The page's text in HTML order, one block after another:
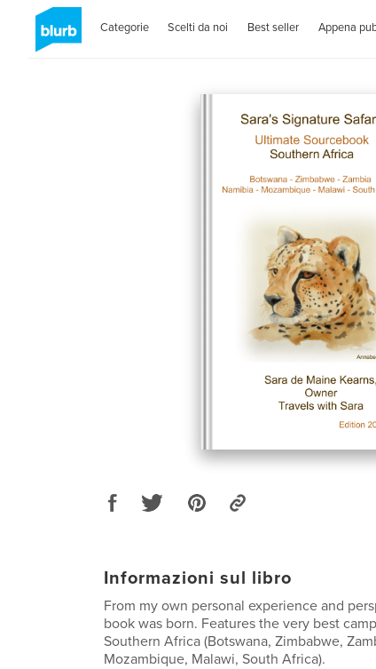
Categorie Scelti da noi Best seller Appena
Informazioni sul libro
From my own personal experience and
book was born. Features the very best
Southern Africa (Botswana, Zimbabwe,
Mozambique, Malawi, South Africa).